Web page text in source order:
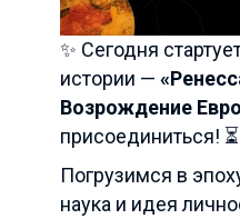
✨ Сегодня
истории —
Возрождение
присоединиться! ⏳
Погрузимся в
наука и идея